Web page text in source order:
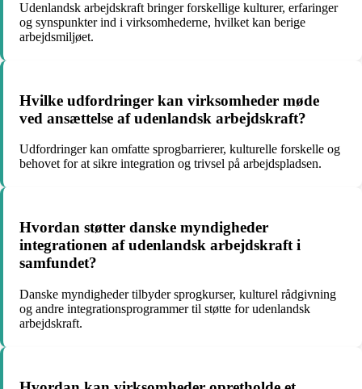
Udenlandsk arbejdskraft bringer forskellige kulturer, erfaringer
og synspunkter ind i virksomhederne, hvilket kan berige
arbejdsmiljøet.
Hvilke udfordringer kan virksomheder møde
ved ansættelse af udenlandsk arbejdskraft?
Udfordringer kan omfatte sprogbarrierer, kulturelle forskelle og
behovet for at sikre integration og trivsel på arbejdspladsen.
Hvordan støtter danske myndigheder
integrationen af udenlandsk arbejdskraft i
samfundet?
Danske myndigheder tilbyder sprogkurser, kulturel rådgivning
og andre integrationsprogrammer til støtte for udenlandsk
arbejdskraft.